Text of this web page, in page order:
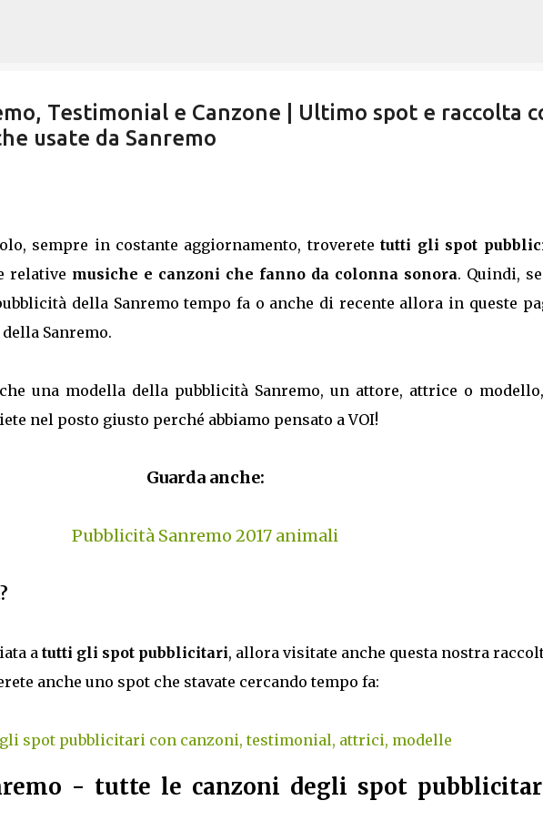
Testimonial e Canzone | Ultimo spot e raccolta
usate da Sanremo
sempre in costante aggiornamento, troveretetutti gli spot
relative musiche e canzoni che fanno da colonna sonora. Quindi,
della Sanremo tempo fa o anche di recente allora in queste
Sanremo.
una modella della pubblicità Sanremo, un attore, attrice o
nel posto giusto perché abbiamo pensato a VOI!
Guarda anche:
Pubblicità Sanremo 2017 animali
a tutti gli spot pubblicitari, allora visitate anche questa nostra
anche uno spot che stavate cercando tempo fa:
spot pubblicitari con canzoni, testimonial, attrici, modelle
- tutte le canzoni degli spot